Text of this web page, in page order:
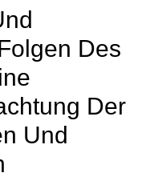
Des
Der
Und